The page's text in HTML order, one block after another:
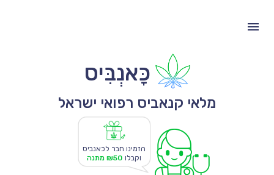
כָּאנְבִּיס
מלאי קנאביס רפואי ישראל
הזמינו חבר לכאנביס
וקבלו ₪50 מתנה